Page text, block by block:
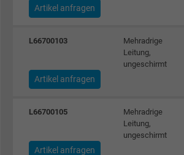
Artikel anfragen
L66700103
Mehradrige
Leitung,
ungeschirmt
Artikel anfragen
L66700105
Mehradrige
Leitung,
ungeschirmt
Artikel anfragen